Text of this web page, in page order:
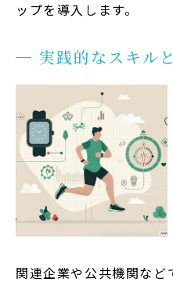
ップを導入します。
実践的なスキル
関連企業や公共機関な